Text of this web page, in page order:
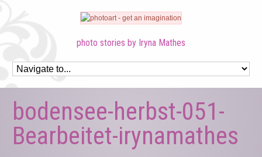
photo stories by Iryna Mathes
bodensee-herbst-051-
Bearbeitet-irynamathes